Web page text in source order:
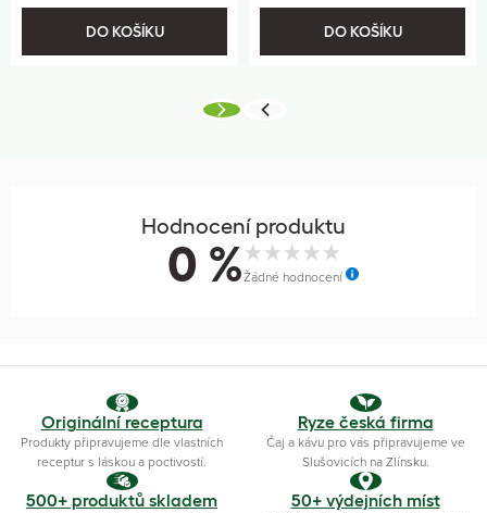
DO KOŠÍKU DO KOŠÍKU
Hodnocení produktu
0 %Žádné hodnocení
Originální receptura
Produkty připravujeme dle vlastních
receptur s láskou a poctivostí.
Ryze česká firma
Čaj a kávu pro vás připravujeme ve
Slušovicích na Zlínsku.
500+ produktů skladem 50+ výdejních míst